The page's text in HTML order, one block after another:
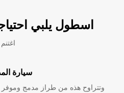
اسطول يلبي
سيارة
وتتراوح هذه من طراز مدمج وموفر